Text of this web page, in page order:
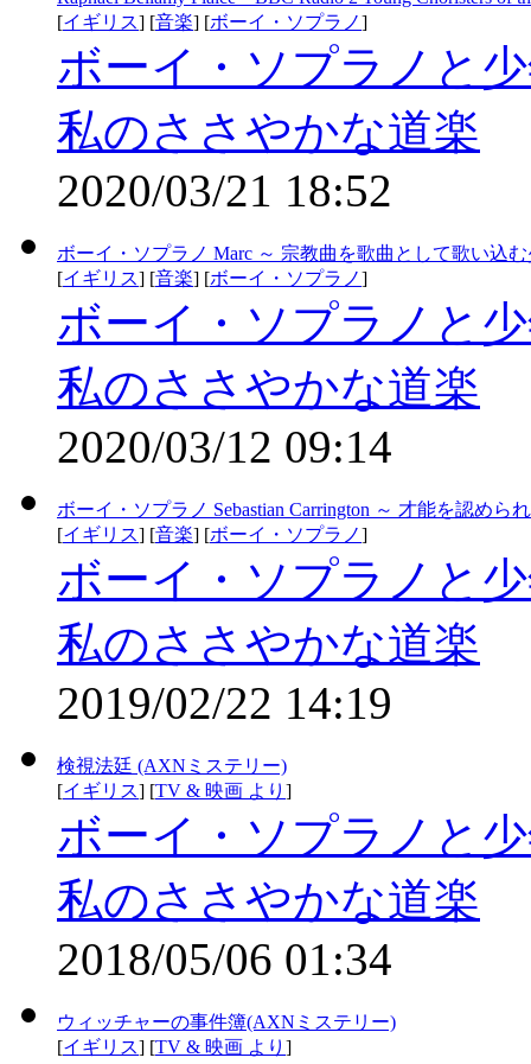
[イギリス] [音楽] [ボーイ・ソプラノ]
ボーイ・ソプラノと
私のささやかな道楽
2020/03/21 18:52
ボーイ・ソプラノ Marc ～ 宗教曲を歌曲として歌い込
[イギリス] [音楽] [ボーイ・ソプラノ]
ボーイ・ソプラノと
私のささやかな道楽
2020/03/12 09:14
ボーイ・ソプラノ Sebastian Carrington ～ 才能を認めら
[イギリス] [音楽] [ボーイ・ソプラノ]
ボーイ・ソプラノと
私のささやかな道楽
2019/02/22 14:19
検視法廷 (AXNミステリー)
[イギリス] [TV & 映画 より ]
ボーイ・ソプラノと
私のささやかな道楽
2018/05/06 01:34
ウィッチャーの事件簿(AXNミステリー)
[イギリス] [TV & 映画 より ]